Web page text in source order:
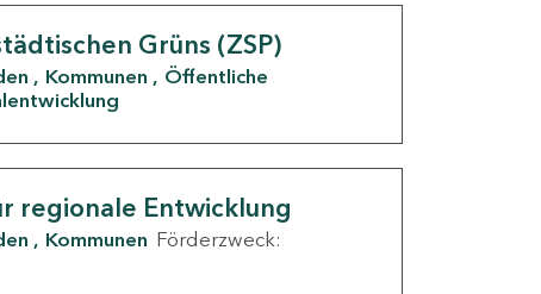
Grüns (ZSP)
Kommunen
Öffentliche
regionale Entwicklung
Kommunen Förderzweck: